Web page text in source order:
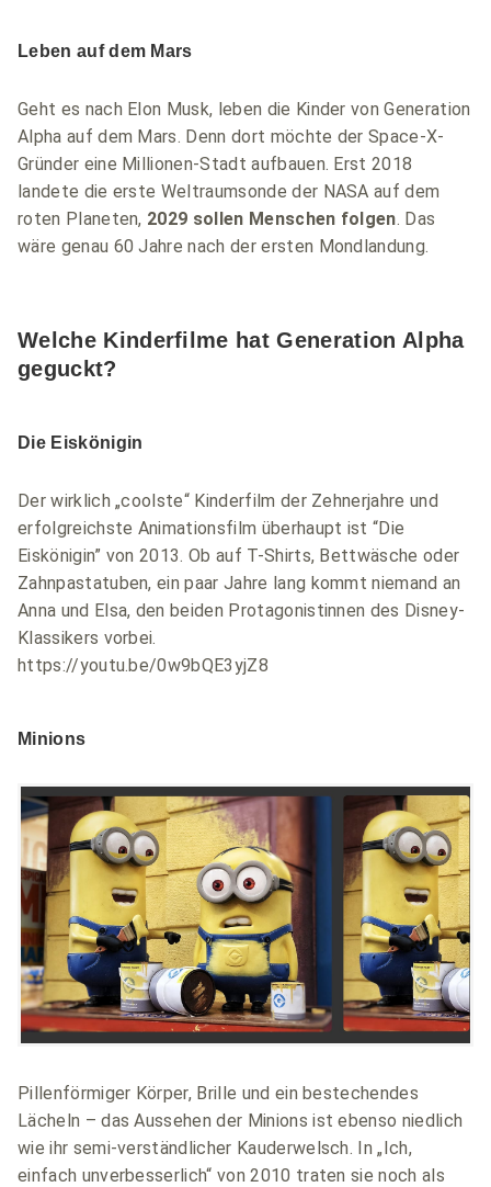
Leben auf dem Mars
Geht es nach Elon Musk, leben die Kinder von Generation
Alpha auf dem Mars. Denn dort möchte der Space-X-
Gründer eine Millionen-Stadt aufbauen. Erst 2018
landete die erste Weltraumsonde der NASA auf dem
roten Planeten, 2029 sollen Menschen folgen. Das
wäre genau 60 Jahre nach der ersten Mondlandung.
Welche Kinderfilme hat Generation Alpha
geguckt?
Die Eiskönigin
Der wirklich „coolste“ Kinderfilm der Zehnerjahre und
erfolgreichste Animationsfilm überhaupt ist “Die
Eiskönigin” von 2013. Ob auf T-Shirts, Bettwäsche oder
Zahnpastatuben, ein paar Jahre lang kommt niemand an
Anna und Elsa, den beiden Protagonistinnen des Disney-
Klassikers vorbei.
https://youtu.be/0w9bQE3yjZ8
Minions
Pillenförmiger Körper, Brille und ein bestechendes
Lächeln – das Aussehen der Minions ist ebenso niedlich
wie ihr semi-verständlicher Kauderwelsch. In „Ich,
einfach unverbesserlich“ von 2010 traten sie noch als